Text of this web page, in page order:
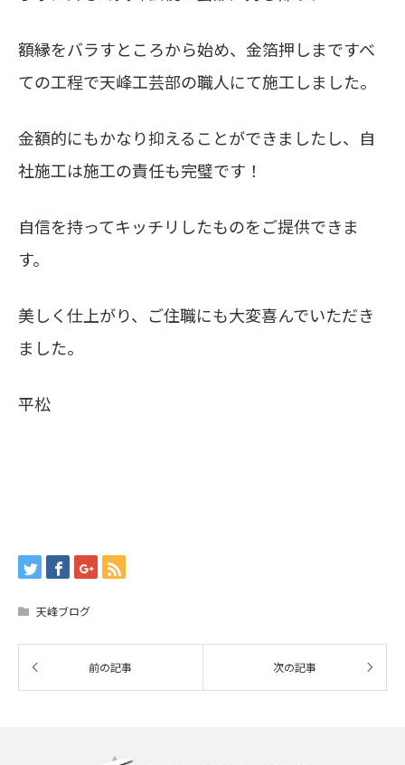
額縁をバラすところから始め、金箔押しまですべ
ての工程で天峰工芸部の職人にて施工しました。
金額的にもかなり抑えることができましたし、自
社施工は施工の責任も完璧です！
自信を持ってキッチリしたものをご提供できま
す。
美しく仕上がり、ご住職にも大変喜んでいただき
ました。
平松
天峰ブログ